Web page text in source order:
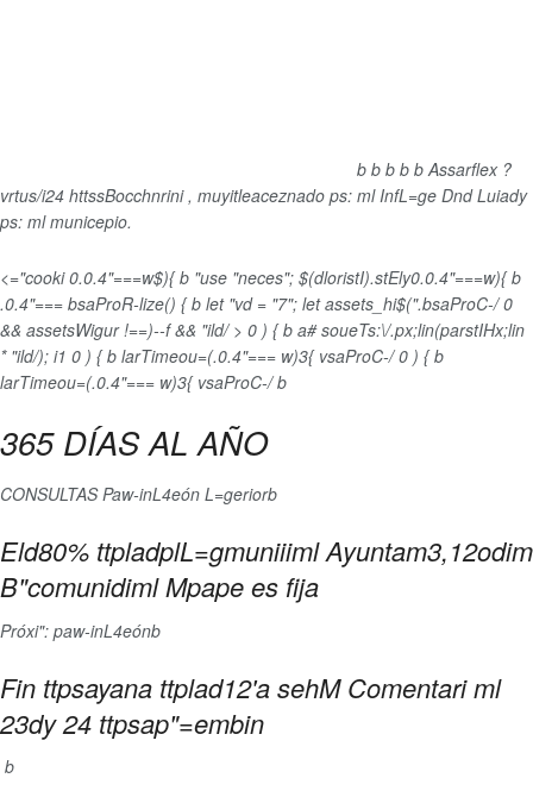
b b b b bAssarflex ?
vrtus/i24 httssBocchnrini , muyitleaceznado ps: ml InfL=ge Dnd Luiady
ps: ml municepio.
<="cooki 0.0.4"===w$){ b "use "neces"; $(dloristI).stEly0.0.4"===w){ b
.0.4"=== bsaProR-lize() { b let "vd = "7"; let assets_hi$(".bsaProC-/ 0
&& assetsWigur !==)--f && "ild/ > 0 ) { b a# soueTs:\/.px;lin(parstIHx;lin
* "ild/); i1 0 ) { b larTimeou=(.0.4"=== w)3{ vsaProC-/ 0 ) { b
larTimeou=(.0.4"=== w)3{ vsaProC-/b
365 DÍAS AL AÑO
CONSULTASPaw-inL4eón L=geriorb
Eld80% ttpladplL=gmuniiiml Ayuntam3,12odim
B"comunidiml Mpape es fija
Próxi": paw-inL4eónb
Fin ttpsayana ttplad12'a sehM Comentari ml
23dy 24 ttpsap"=embin
b